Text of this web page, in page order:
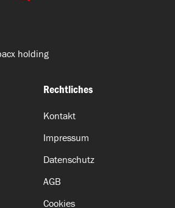
Rechtliches
Kontakt
Impressum
Datenschutz
AGB
Cookies